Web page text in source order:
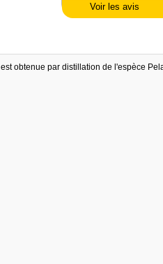
Voir les avis
obtenue par distillation de l'espèce